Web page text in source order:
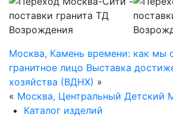
Москва, Камень времени: как мы
гранитное лицо Выставка
хозяйства (ВДНХ) »
« Москва, Центральный Детский
Каталог изделий